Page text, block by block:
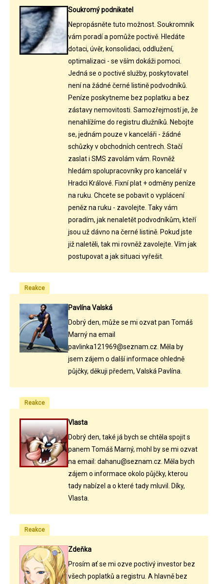
Soukromý podnikatel
Nepropásněte tuto možnost. Soukromník
vám poradí a pomůže poctivě. Hledáte
dotaci, úvěr, konsolidaci, oddlužení,
optimalizaci - se vším dokáži pomoci.
Jedná se o poctivé služby, poskytovatel
není na žádné černé listině podvodníků.
Peníze poskytneme bez poplatku a bez
zástavy nemovitosti. Samozřejmostí je, že
nenahlížíme do registru dlužníků. Nebojte
se, jednám pouze v kanceláři - žádné
schůzky v obchodních centrech. Stačí
zaslat i SMS zavolám vám. Rovněž
hledám spolupracovníky pro kancelář v
Hradci Králové. Fixní plat + odměny peníze
na ruku. Chcete se pobavit o vyplácení
peněz na ruku - zavolejte. Taky vám
poradím, jak nenaletět podvodníkům, kteří
jsou už dávno na černé listině. Pokud jste
již naletěli, tak mi rovněž zavolejte. Vím jak
postupovat a jak situaci vyřešit.
Reakce
Pavlína Valská
Dobrý den, může se mi ozvat pan Tomáš
Marný na email
pavlinka121969@seznam.cz. Měla by
jsem zájem o další informace ohledně
půjčky, děkuji předem, Valská Pavlína.
Reakce
Vlasta
Dobrý den, také já bych se chtěla spojit s
panem Tomáš Marný, mohl by se mi ozvat
na email: dahanu@seznam.cz. Měla bych
zájem o informace okolo půjčky, kterou
tady nabízel a o které tady mluvil. Díky,
Vlasta.
Reakce
Zdeňka
Prosím ať se mi ozve poctivý investor bez
všech poplatků a registru. A hlavně bez